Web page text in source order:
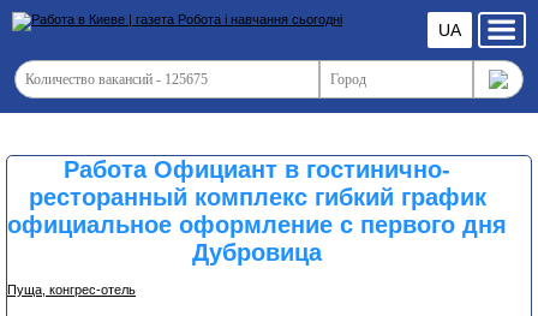
UA
Работа Официант в гостинично-
ресторанный комплекс гибкий график
официальное оформление с первого дня
Дубровица
Пуща, конгреc-отель